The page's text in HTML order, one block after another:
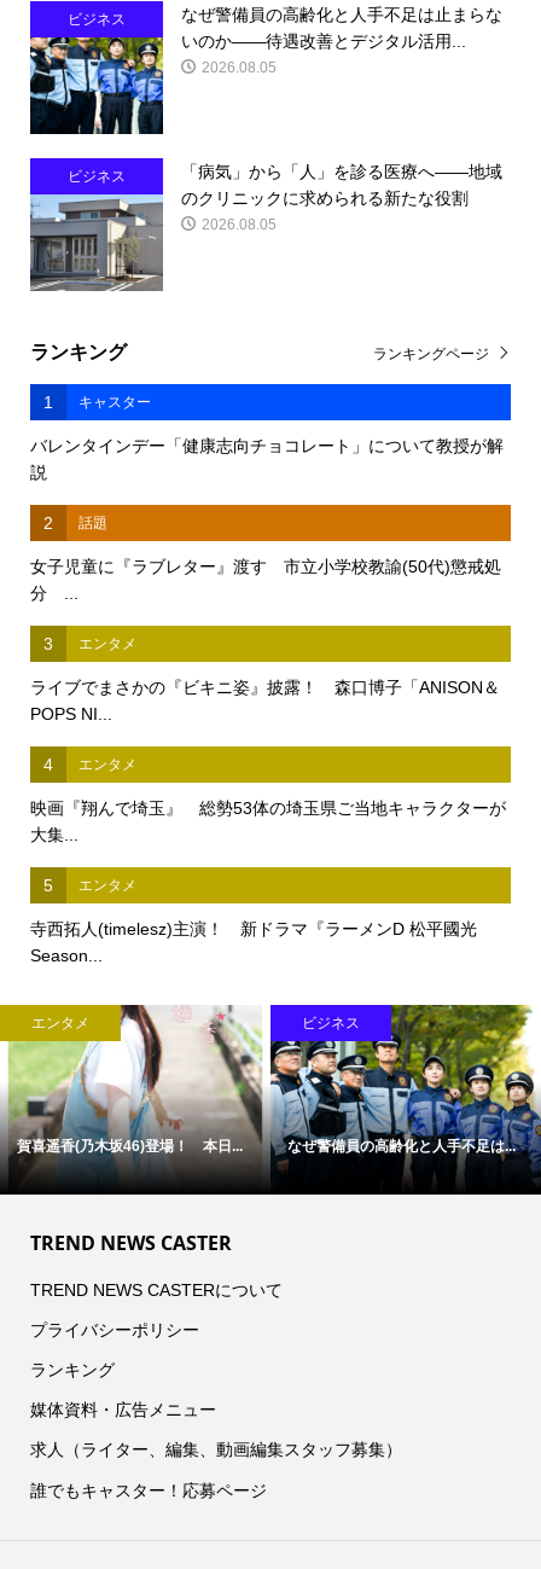
ビジネス
なぜ警備員の高齢化と人手不足は止まらな
いのか――待遇改善とデジタル活用...
2026.08.05
ビジネス
「病気」から「人」を診る医療へ――地域
のクリニックに求められる新たな役割
2026.08.05
ランキング
1 キャスター
バレンタインデー「健康志向チョコレート」について教授が解
説
2 話題
女子児童に『ラブレター』渡す 市立小学校教諭(50代)懲戒処
分 ...
3 エンタメ
ライブでまさかの『ビキニ姿』披露！ 森口博子「ANISON＆
POPS NI...
4 エンタメ
映画『翔んで埼玉』 総勢53体の埼玉県ご当地キャラクターが
大集...
5 エンタメ
寺西拓人(timelesz)主演！ 新ドラマ『ラーメンD 松平國光
Season...
ランキングページ
エンタメ
賀喜遥香(乃木坂46)登場！ 本日...
ビジネス
なぜ警備員の高齢化と人手不足は...
TREND NEWS CASTER
TREND NEWS CASTERについて
プライバシーポリシー
ランキング
媒体資料・広告メニュー
求人（ライター、編集、動画編集スタッフ募集）
誰でもキャスター！応募ページ